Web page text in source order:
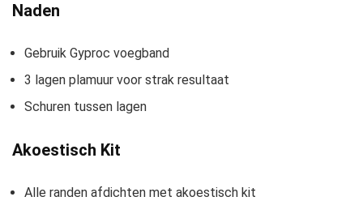
Naden
Gebruik Gyproc voegband
3 lagen plamuur voor strak resultaat
Schuren tussen lagen
Akoestisch Kit
Alle randen afdichten met akoestisch kit